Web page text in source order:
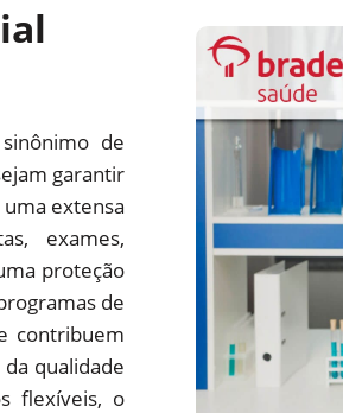
de
garantir
extensa
exames,
proteção
de
contribuem
qualidade
flexíveis, o